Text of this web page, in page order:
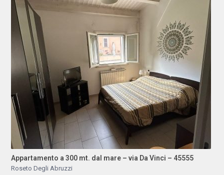
Appartamento a 300 mt. dal mare – via Da Vinci – 45555
Roseto Degli Abruzzi